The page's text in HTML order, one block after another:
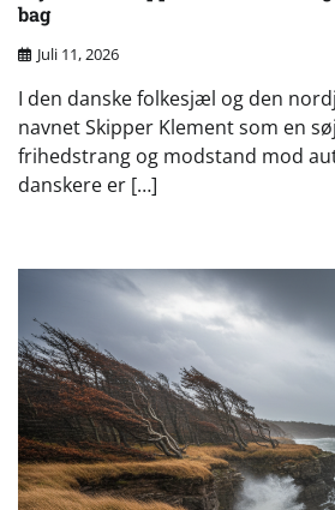
bag
Juli 11, 2026
I den danske folkesjæl og den
navnet Skipper Klement som en
frihedstrang og modstand mod
danskere er […]